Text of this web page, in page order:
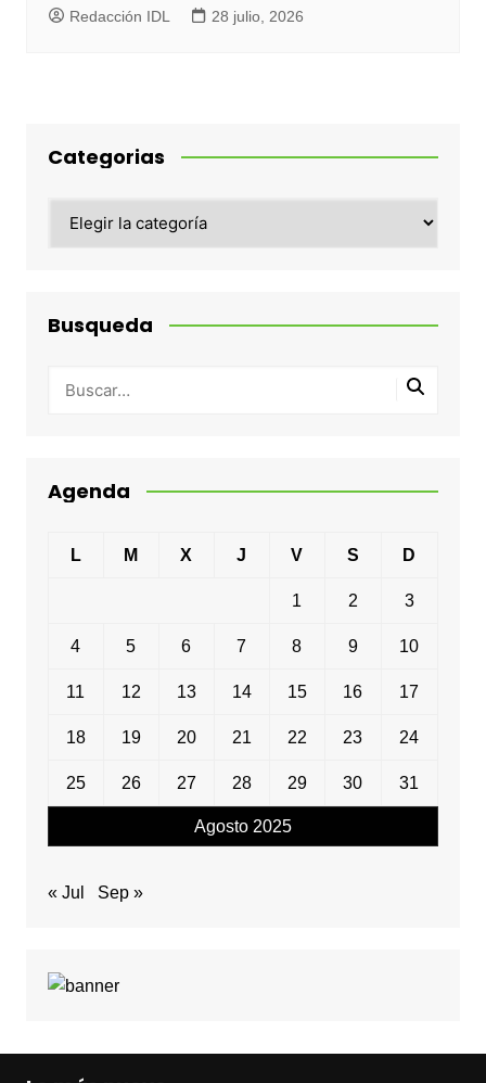
Redacción IDL 28 julio, 2026
Categorias
Busqueda
Agenda
Agosto 2025
L M X J V S D
1 2 3
4 5 6 7 8 9 10
11 12 13 14 15 16 17
18 19 20 21 22 23 24
25 26 27 28 29 30 31
« Jul Sep »